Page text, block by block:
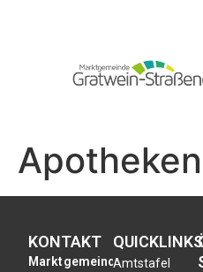
Apotheken
KONTAKT
Marktgemeinde
QUICKLINKS
Amtstafel